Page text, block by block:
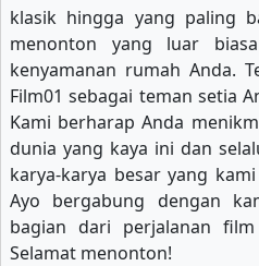
klasik hingga yang paling
menonton yang luar
kenyamanan rumah Anda.
Film01 sebagai teman setia
Kami berharap Anda
dunia yang kaya ini dan
karya-karya besar yang
Ayo bergabung dengan
bagian dari perjalanan
Selamat menonton!